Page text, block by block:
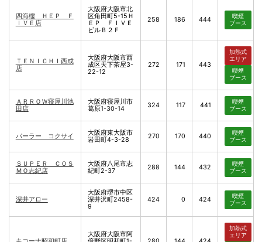
四海樓 ＨＥＰ Ｆ
ＩＶＥ店
大阪府大阪市北
区角田町5-15Ｈ
ＥＰ ＦＩＶＥ
ビルＢ２Ｆ
258 186 444
喫煙
ブース
ＴＥＮＩＣＨＩ西成
店
大阪府大阪市西
成区天下茶屋3-
22-12
272 171 443
加熱式
エリア
喫煙
ブース
ＡＲＲＯＷ寝屋川池
田店
大阪府寝屋川市
葛原1-30-14
324 117 441
喫煙
ブース
パーラー コクサイ
大阪府東大阪市
岩田町4-3-28
270 170 440
喫煙
ブース
ＳＵＰＥＲ ＣＯＳ
ＭＯ志紀店
大阪府八尾市志
紀町2-37
288 144 432
喫煙
ブース
深井アロー
大阪府堺市中区
深井沢町2458-
9
424 0 424
喫煙
ブース
大阪府大阪市阿
加熱式
エリア